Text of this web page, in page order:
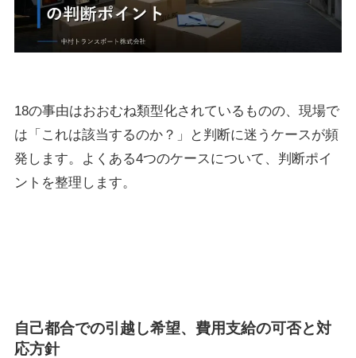
18の事由はおおむね類型化されているものの、現場で
は「これは該当するのか？」と判断に迷うケースが頻
発します。よくある4つのケースについて、判断ポイ
ントを整理します。
自己都合での引越し希望、費用支給の可否と対
応方針